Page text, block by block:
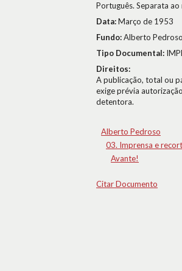
Português. Separata ao
Data:Março de 1953
Fundo:Alberto Pedroso
Tipo Documental:
Direitos:
A publicação, total ou
exige prévia
detentora.
Alberto Pedroso
03. Imprensa e
Avante!
Citar Documento